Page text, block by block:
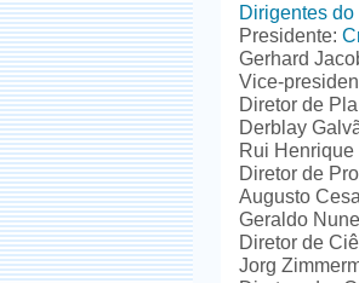
Dirigentes
Presidente:
Gerhard
Vice-
Diretor de
Derblay
Rui Henrique
Diretor de
Augusto
Geraldo
Diretor de
Jorg